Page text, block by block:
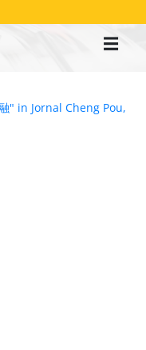
" in Jornal Cheng Pou,